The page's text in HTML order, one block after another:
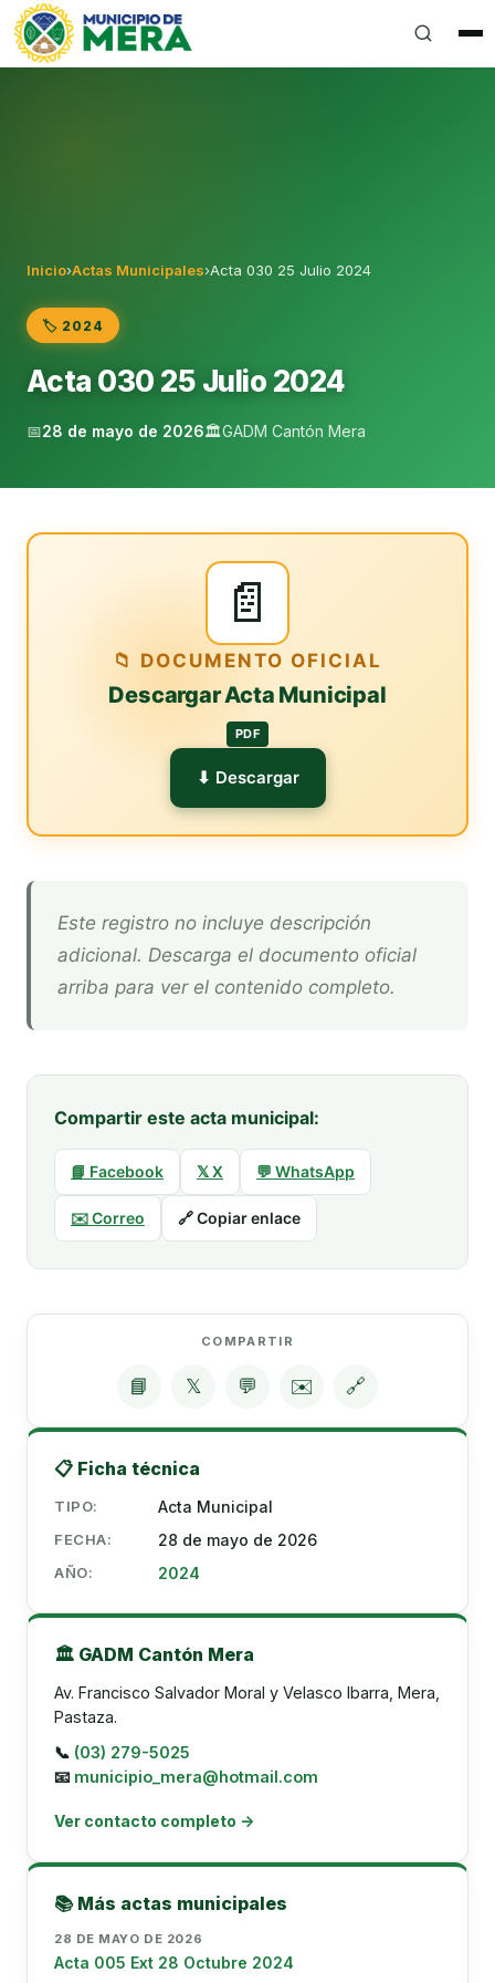
Gobierno Autónomo Descentralizado Municipal del
Inicio›Actas Municipales›Acta 030 25 Julio 2024
🏷️ 2024
Acta 030 25 Julio 2024
📅28 de mayo de 2026🏛️GADM Cantón Mera
📄
📁 DOCUMENTO OFICIAL
Descargar Acta Municipal
PDF
⬇ Descargar
Este registro no incluye descripción
adicional. Descarga el documento oficial
arriba para ver el contenido completo.
Compartir este acta municipal:
📘 Facebook 𝕏 X 💬 WhatsApp
✉️ Correo 🔗 Copiar enlace
COMPARTIR
📘 𝕏 💬 ✉️ 🔗
📋 Ficha técnica
TIPO: Acta Municipal
FECHA: 28 de mayo de 2026
AÑO: 2024
🏛️ GADM Cantón Mera
Av. Francisco Salvador Moral y Velasco Ibarra, Mera,
Pastaza.
📞 (03) 279-5025
📧 municipio_mera@hotmail.com
Ver contacto completo →
📚 Más actas municipales
28 DE MAYO DE 2026
Acta 005 Ext 28 Octubre 2024